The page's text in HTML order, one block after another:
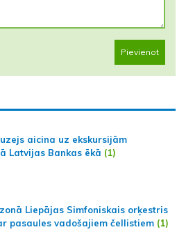
Pievienot
aicina uz ekskursijām
Latvijas Bankas ēkā (1)
Liepājas Simfoniskais orķestris
pasaules vadošajiem čellistiem (1)